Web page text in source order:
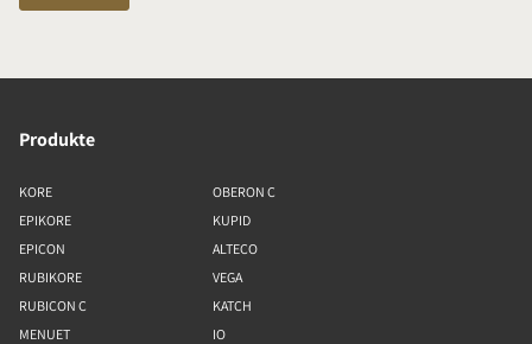
Produkte
KORE
EPIKORE
EPICON
RUBIKORE
RUBICON C
MENUET
OBERON C
KUPID
ALTECO
VEGA
KATCH
IO